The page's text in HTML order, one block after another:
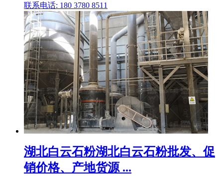
联系电话: 180 3780 8511
湖北白云石粉湖北白云石粉批发、促
销价格、产地货源 ...